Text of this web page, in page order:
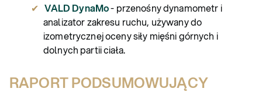
VALD DynaMo- przenośny dynamometr i
analizator zakresu ruchu, używany do
izometrycznej oceny siły mięśni górnych i
dolnych partii ciała.
RAPORT PODSUMOWUJĄCY